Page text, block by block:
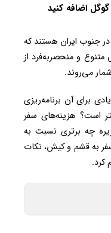
اضافه کنید
جنوب ایران هستند که
و منحصربه‌فرد از
می‌روند.
برای آن برنامه‌ریزی
است؟ هزینه‌های سفر
چه برتری نسبت به
سفر به قشم و کیش، نکات
کرد.